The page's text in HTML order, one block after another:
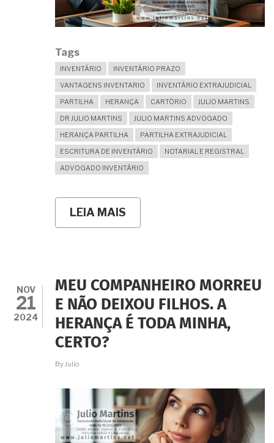
Tags
INVENTÁRIO
INVENTÁRIO PRAZO
VANTAGENS INVENTARIO
INVENTÁRIO EXTRAJUDICIAL
PARTILHA
HERANÇA CARTÓRIO
JULIO MARTINS
DR JULIO MARTINS
JULIO MARTINS ADVOGADO
HERANÇA PARTILHA
PARTILHA EXTRAJUDICIAL
ESCRITURA DE INVENTÁRIO
NOTARIAL E REGISTRAL
ADVOGADO INVENTÁRIO
LEIA MAIS
QUAIS
PORQUÊ
DEVO
ABRIR
O
INVENTÁRIO
NOV
21
2024
MEU COMPANHEIRO MORREU
E NÃO DEIXOU FILHOS. A
HERANÇA É TODA MINHA,
CERTO?
ByJulio